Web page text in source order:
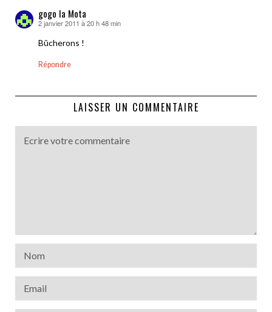
gogo la Mota
dit :
2 janvier 2011 à 20 h 48 min
Bûcherons !
Répondre
LAISSER UN COMMENTAIRE